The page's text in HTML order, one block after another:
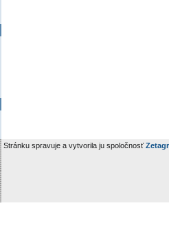
Stránku spravuje a vytvorila ju spoločnosť